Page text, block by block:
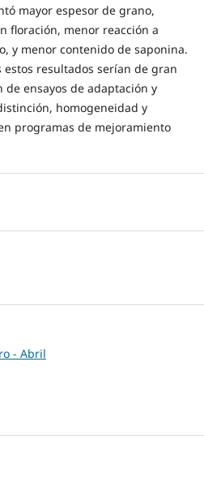
mayor espesor de grano,
floración, menor reacción a
y menor contenido de saponina.
resultados serían de gran
ensayos de adaptación y
homogeneidad y
programas de mejoramiento
- Abril